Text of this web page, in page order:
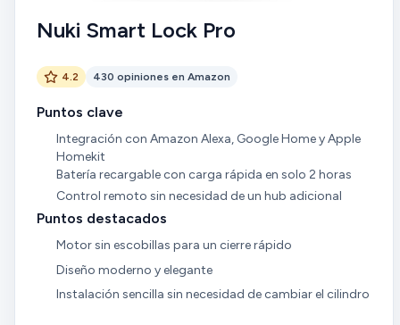
Nuki Smart Lock Pro
4.2 430 opiniones en Amazon
Puntos clave
Integración con Amazon Alexa, Google Home y Apple
Homekit
Batería recargable con carga rápida en solo 2 horas
Control remoto sin necesidad de un hub adicional
Puntos destacados
Motor sin escobillas para un cierre rápido
Diseño moderno y elegante
Instalación sencilla sin necesidad de cambiar el cilindro